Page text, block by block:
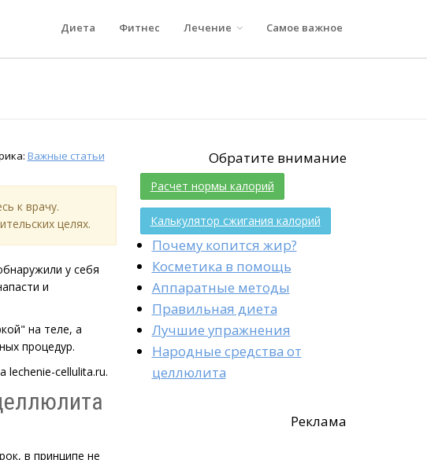
Диета Фитнес Лечение Самое важное
Важные статьи
к врачу.
целях.
у себя
и
на теле, а
процедур.
lechenie-cellulita.ru.
в принципе не
Обратите внимание
Расчет нормы калорий
Калькулятор сжигания калорий
Почему копится жир?
Косметика в помощь
Аппаратные методы
Правильная диета
Лучшие упражнения
Народные средства от
целлюлита
Реклама